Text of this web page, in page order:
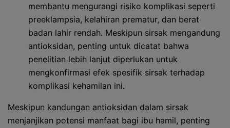
membantu mengurangi risiko komplikasi seperti
preeklampsia, kelahiran prematur, dan berat
badan lahir rendah. Meskipun sirsak mengandung
antioksidan, penting untuk dicatat bahwa
penelitian lebih lanjut diperlukan untuk
mengkonfirmasi efek spesifik sirsak terhadap
komplikasi kehamilan ini.
Meskipun kandungan antioksidan dalam sirsak
menjanjikan potensi manfaat bagi ibu hamil, penting